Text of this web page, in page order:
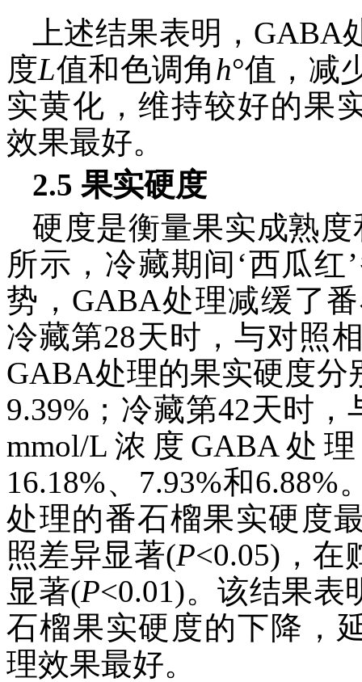
上述结果表明，
度L值和色调角h°值，减
实黄化，维持较好的果
效果最好。
2.5 果实硬度
硬度是衡量果实成熟
所示，冷藏期间‘西瓜
势，GABA处理减缓了
冷藏第28天时，与对照
GABA处理的果实硬度分
9.39%；冷藏第42天时
mmol/L浓度GABA处
16.18%、7.93%和
处理的番石榴果实硬度
照差异显著(P<0.05)，在
显著(P<0.01)。该结果
石榴果实硬度的下降，
理效果最好。